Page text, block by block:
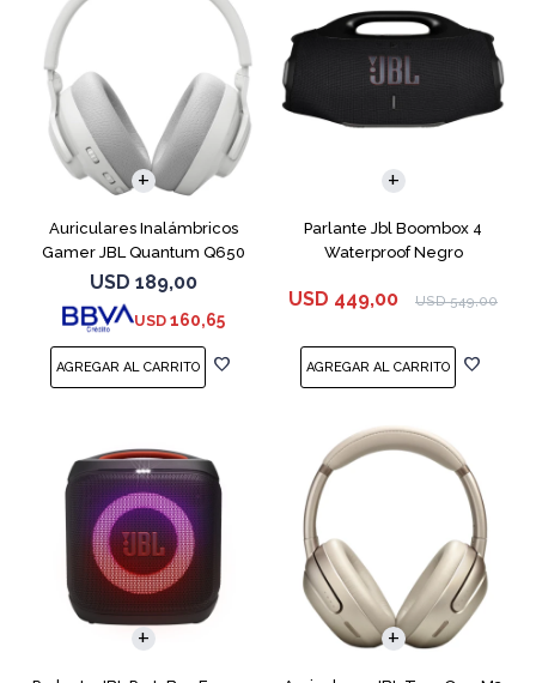
Auriculares Inalámbricos
Gamer JBL Quantum Q650
Blanco
USD 189,00
USD 160,65
Parlante Jbl Boombox 4
Waterproof Negro
USD 449,00 USD 549,00